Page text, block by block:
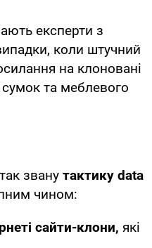
експерти з
коли штучний
на клоновані
та меблевого
звану тактику data
чином:
сайти-клони, які